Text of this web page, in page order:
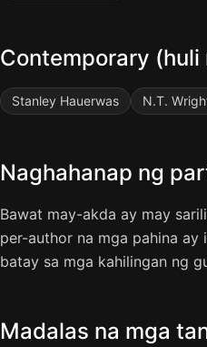
Contemporary (huli
Stanley Hauerwas N.T.
Naghahanap ng
Bawat may-akda ay may
per-author na mga pahina
batay sa mga kahilingan ng
Madalas na mga